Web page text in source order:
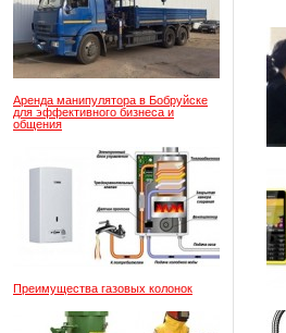
Аренда манипулятора в Бобруйске
для эффективного бизнеса и
общения
Преимущества газовых колонок